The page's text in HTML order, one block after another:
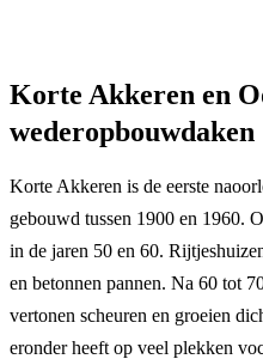
Korte Akkeren en
wederopbouwdaken
Korte Akkeren is de eerste
gebouwd tussen 1900 en 1960.
in de jaren 50 en 60.
en betonnen pannen. Na 60 tot
vertonen scheuren en groeien
eronder heeft op veel plekken